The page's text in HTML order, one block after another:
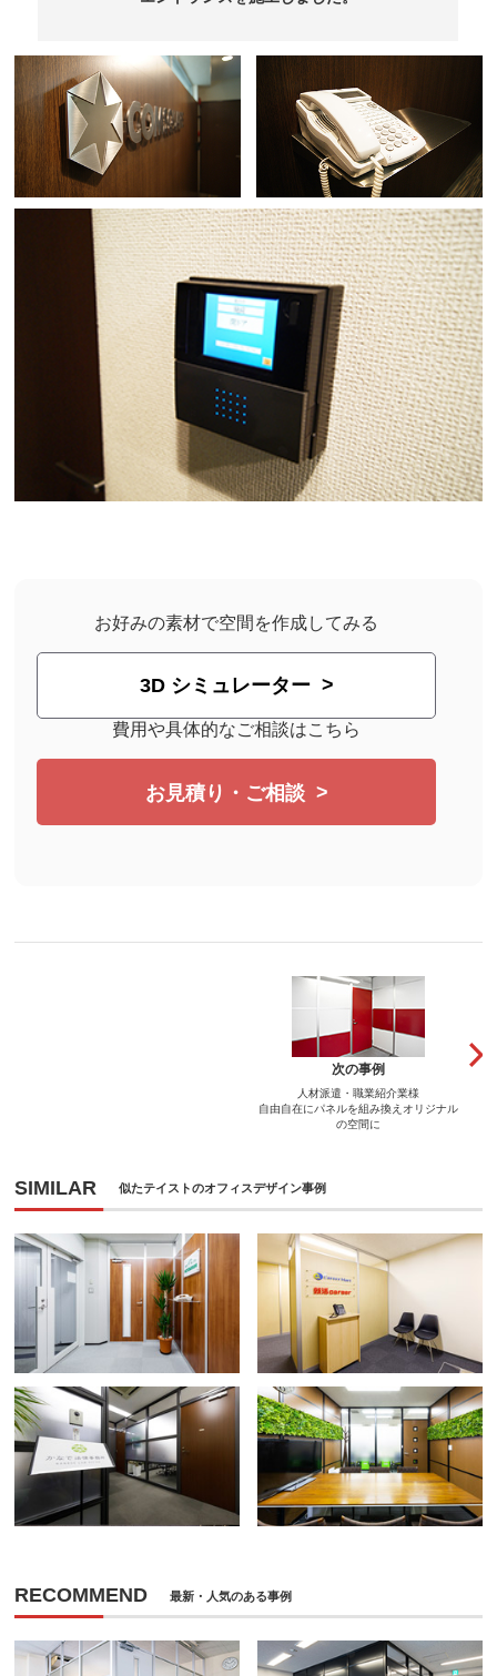
お好みの素材で空間を作成してみる
3D シミュレーター
費用や具体的なご相談はこちら
お見積り・ご相談
次の事例
人材派遣・職業紹介業様
自由自在にパネルを組み換えオリジナル
の空間に
SIMILAR 似たテイストのオフィスデザイン事例
RECOMMEND 最新・人気のある事例